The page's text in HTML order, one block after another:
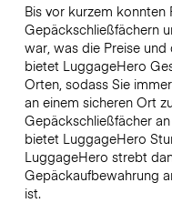
Bis vor kurzem konnten
Gepäckschließfächern
war, was die Preise
bietet LuggageHero
Orten, sodass Sie
an einem sicheren Ort
Gepäckschließfächer
bietet LuggageHero
LuggageHero strebt
Gepäckaufbewahrung
ist.